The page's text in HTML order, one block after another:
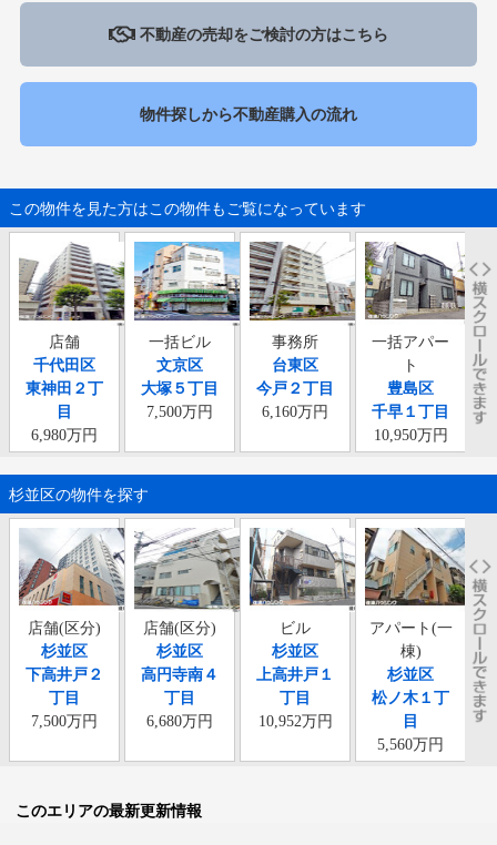
不動産の売却をご検討の方はこちら
物件探しから不動産購入の流れ
この物件を見た方はこの物件もご覧になっています
店舗
千代田区
東神田２丁
目
6,980万円
一括ビル
文京区
大塚５丁目
7,500万円
事務所
台東区
今戸２丁目
6,160万円
一括アパー
ト
豊島区
千早１丁目
10,950万円
杉並区の物件を探す
店舗(区分)
杉並区
下高井戸２
丁目
7,500万円
店舗(区分)
杉並区
高円寺南４
丁目
6,680万円
ビル
杉並区
上高井戸１
丁目
10,952万円
アパート(一
棟)
杉並区
松ノ木１丁
目
5,560万円
このエリアの最新更新情報